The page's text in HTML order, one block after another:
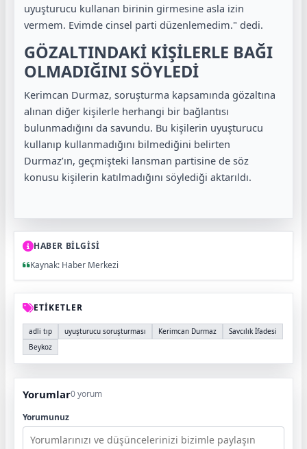
uyuşturucu kullanan birinin girmesine asla izin
vermem. Evimde cinsel parti düzenlemedim." dedi.
GÖZALTINDAKİ KİŞİLERLE BAĞI
OLMADIĞINI SÖYLEDİ
Kerimcan Durmaz, soruşturma kapsamında gözaltına
alınan diğer kişilerle herhangi bir bağlantısı
bulunmadığını da savundu. Bu kişilerin uyuşturucu
kullanıp kullanmadığını bilmediğini belirten
Durmaz’ın, geçmişteki lansman partisine de söz
konusu kişilerin katılmadığını söylediği aktarıldı.
HABER BİLGİSİ
Kaynak: Haber Merkezi
ETİKETLER
adli tıp uyuşturucu soruşturması Kerimcan Durmaz
Savcılık İfadesi
Beykoz
Yorumlar0 yorum
Yorumunuz